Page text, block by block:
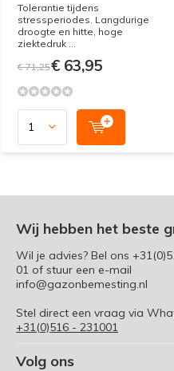
Tolerantie tijdens
stressperiodes. Langdurige
droogte en hitte, hoge
ziektedruk ...
€ 71,25€ 63,95
Wij hebben het beste
Wil je advies? Bel ons
01 of stuur een e-mail
info@gazonbemesting.nl
Stel direct een vraag via
+31(0)516 - 231001
Volg ons